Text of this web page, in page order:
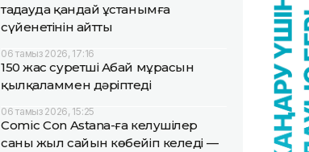
таңдауда қандай ұстанымға
сүйенетінін айтты
06 тамыз 2026, 17:16
150 жас суретші Абай мұрасын
қылқаламмен дәріптеді
06 тамыз 2026, 15:25
Comic Con Astana-ға келушілер
саны жыл сайын көбейіп келеді —